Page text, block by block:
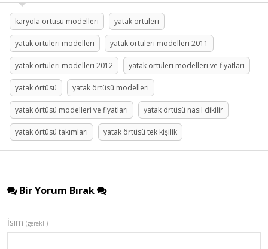
karyola örtüsü modelleri yatak örtüleri
yatak örtüleri modelleri yatak örtüleri modelleri 2011
yatak örtüleri modelleri 2012 yatak örtüleri modelleri ve fiyatları
yatak örtüsü yatak örtüsü modelleri
yatak örtüsü modelleri ve fiyatları yatak örtüsü nasıl dikilir
yatak örtüsü takımları yatak örtüsü tek kişilik
Bir Yorum Bırak
İsim (gerekli)